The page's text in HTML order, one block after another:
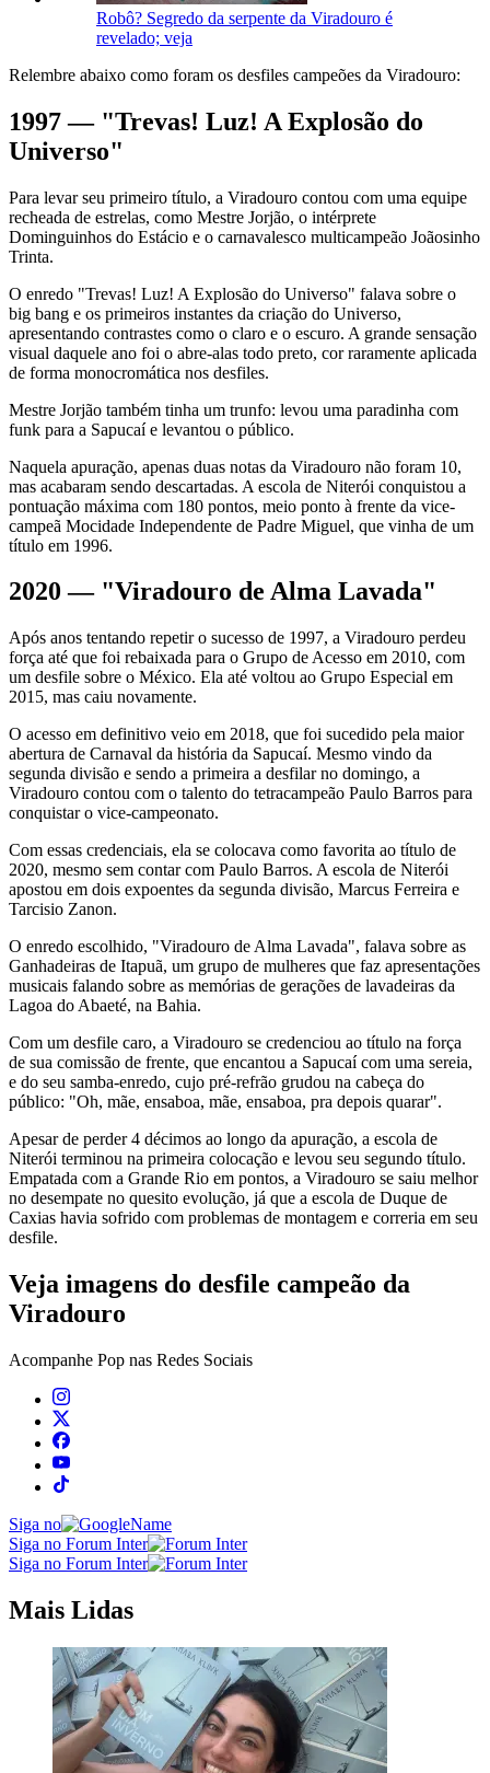
Robô? Segredo da serpente da Viradouro é
revelado; veja
Relembre abaixo como foram os desfiles campeões da Viradouro:
1997 — "Trevas! Luz! A Explosão do
Universo"
Para levar seu primeiro título, a Viradouro contou com uma equipe
recheada de estrelas, como Mestre Jorjão, o intérprete
Dominguinhos do Estácio e o carnavalesco multicampeão Joãosinho
Trinta.
O enredo "Trevas! Luz! A Explosão do Universo" falava sobre o
big bang e os primeiros instantes da criação do Universo,
apresentando contrastes como o claro e o escuro. A grande sensação
visual daquele ano foi o abre-alas todo preto, cor raramente aplicada
de forma monocromática nos desfiles.
Mestre Jorjão também tinha um trunfo: levou uma paradinha com
funk para a Sapucaí e levantou o público.
Naquela apuração, apenas duas notas da Viradouro não foram 10,
mas acabaram sendo descartadas. A escola de Niterói conquistou a
pontuação máxima com 180 pontos, meio ponto à frente da vice-
campeã Mocidade Independente de Padre Miguel, que vinha de um
título em 1996.
2020 — "Viradouro de Alma Lavada"
Após anos tentando repetir o sucesso de 1997, a Viradouro perdeu
força até que foi rebaixada para o Grupo de Acesso em 2010, com
um desfile sobre o México. Ela até voltou ao Grupo Especial em
2015, mas caiu novamente.
O acesso em definitivo veio em 2018, que foi sucedido pela maior
abertura de Carnaval da história da Sapucaí. Mesmo vindo da
segunda divisão e sendo a primeira a desfilar no domingo, a
Viradouro contou com o talento do tetracampeão Paulo Barros para
conquistar o vice-campeonato.
Com essas credenciais, ela se colocava como favorita ao título de
2020, mesmo sem contar com Paulo Barros. A escola de Niterói
apostou em dois expoentes da segunda divisão, Marcus Ferreira e
Tarcisio Zanon.
O enredo escolhido, "Viradouro de Alma Lavada", falava sobre as
Ganhadeiras de Itapuã, um grupo de mulheres que faz apresentações
musicais falando sobre as memórias de gerações de lavadeiras da
Lagoa do Abaeté, na Bahia.
Com um desfile caro, a Viradouro se credenciou ao título na força
de sua comissão de frente, que encantou a Sapucaí com uma sereia,
e do seu samba-enredo, cujo pré-refrão grudou na cabeça do
público: "Oh, mãe, ensaboa, mãe, ensaboa, pra depois quarar".
Apesar de perder 4 décimos ao longo da apuração, a escola de
Niterói terminou na primeira colocação e levou seu segundo título.
Empatada com a Grande Rio em pontos, a Viradouro se saiu melhor
no desempate no quesito evolução, já que a escola de Duque de
Caxias havia sofrido com problemas de montagem e correria em seu
desfile.
Veja imagens do desfile campeão da
Viradouro
Acompanhe Pop nas Redes Sociais
Siga no
Siga no Forum Inter
Siga no Forum Inter
Mais Lidas